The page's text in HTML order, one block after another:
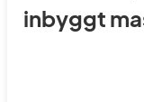
inbyggt